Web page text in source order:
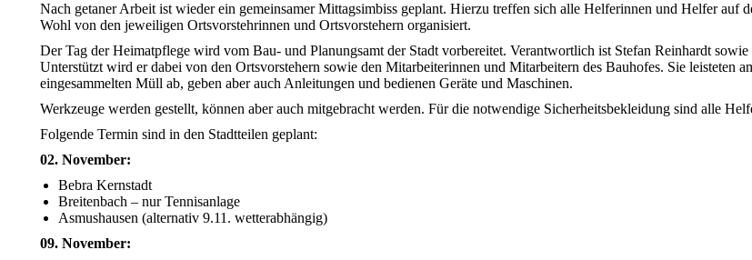
Nach getaner Arbeit ist wieder ein gemeinsamer Mittagsimbiss geplant. Hierzu treffen sich alle Helferinnen und Helfer auf
Wohl von den jeweiligen Ortsvorstehrinnen und Ortsvorstehern organisiert.
Der Tag der Heimatpflege wird vom Bau- und Planungsamt der Stadt vorbereitet. Verantwortlich ist Stefan Reinhardt
Unterstützt wird er dabei von den Ortsvorstehern sowie den Mitarbeiterinnen und Mitarbeitern des Bauhofes. Sie leisteten
eingesammelten Müll ab, geben aber auch Anleitungen und bedienen Geräte und Maschinen.
Werkzeuge werden gestellt, können aber auch mitgebracht werden. Für die notwendige Sicherheitsbekleidung sind alle
Folgende Termin sind in den Stadtteilen geplant:
02. November:
Bebra Kernstadt
Breitenbach – nur Tennisanlage
Asmushausen (alternativ 9.11. wetterabhängig)
09. November: